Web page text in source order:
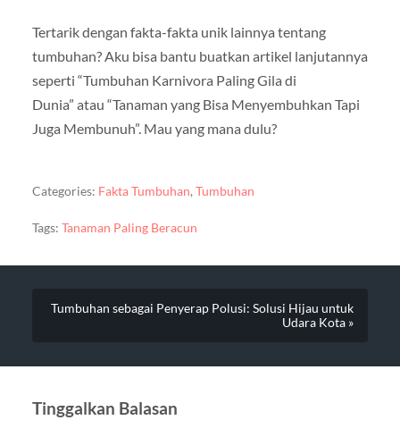
Tertarik dengan fakta-fakta unik lainnya tentang
tumbuhan? Aku bisa bantu buatkan artikel lanjutannya
seperti “Tumbuhan Karnivora Paling Gila di
Dunia” atau “Tanaman yang Bisa Menyembuhkan Tapi
Juga Membunuh”. Mau yang mana dulu?
Categories: Fakta Tumbuhan, Tumbuhan
Tags: Tanaman Paling Beracun
Tumbuhan sebagai Penyerap Polusi: Solusi Hijau untuk
Udara Kota »
Tinggalkan Balasan